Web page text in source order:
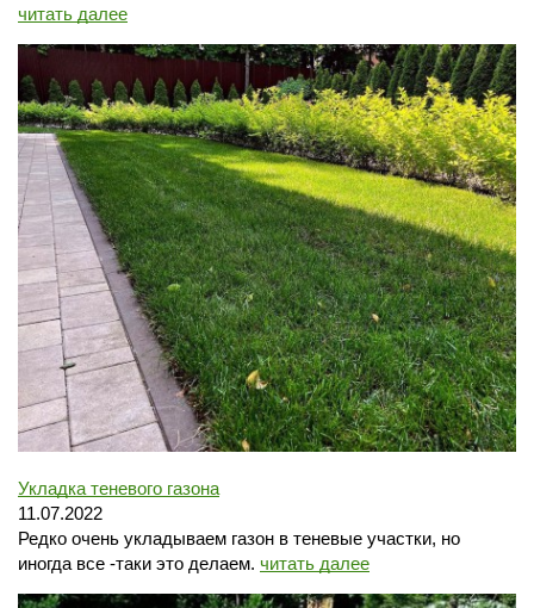
читать далее
Укладка теневого газона
11.07.2022
Редко очень укладываем газон в теневые участки, но
иногда все -таки это делаем. читать далее